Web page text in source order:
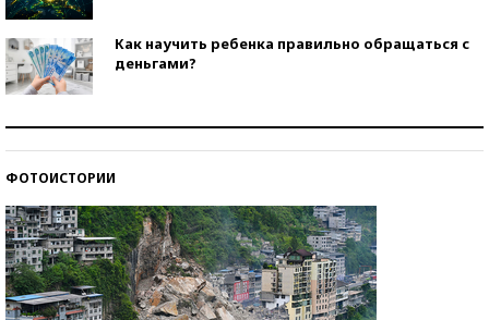
Как научить ребенка правильно обращаться с
деньгами?
ФОТОИСТОРИИ